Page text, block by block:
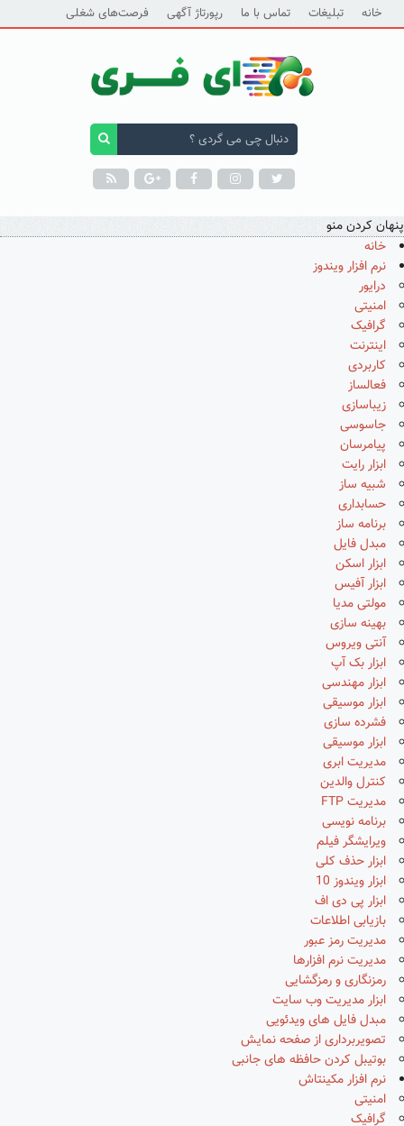
خانه تبلیغات تماس با ما رپورتاژ آگهی فرصت‌های شغلی
پنهان کردن منو
خانه
نرم افزار ویندوز
درایور
امنیتی
گرافیک
اینترنت
کاربردی
فعالساز
زیباسازی
جاسوسی
پیامرسان
ابزار رایت
شبیه ساز
حسابداری
برنامه ساز
مبدل فایل
ابزار اسکن
ابزار آفیس
مولتی مدیا
بهینه سازی
آنتی ویروس
ابزار بک آپ
ابزار مهندسی
ابزار موسیقی
فشرده سازی
ابزار موسیقی
مدیریت ابری
کنترل والدین
مدیریت FTP
برنامه نویسی
ویرایشگر فیلم
ابزار حذف کلی
ابزار ویندوز 10
ابزار پی دی اف
بازیابی اطلاعات
مدیریت رمز عبور
مدیریت نرم افزارها
رمزنگاری و رمزگشایی
ابزار مدیریت وب سایت
مبدل فایل های ویدئویی
تصویربرداری از صفحه نمایش
بوتیبل کردن حافظه های جانبی
نرم افزار مکینتاش
امنیتی
گرافیک